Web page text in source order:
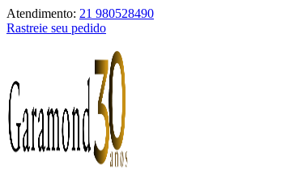
Atendimento: 21 980528490
Rastreie seu pedido